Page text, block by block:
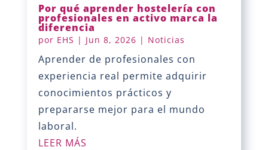
Por qué aprender hostelería con
profesionales en activo marca la
diferencia
por EHS | Jun 8, 2026 | Noticias
Aprender de profesionales con
experiencia real permite adquirir
conocimientos prácticos y
prepararse mejor para el mundo
laboral.
LEER MÁS